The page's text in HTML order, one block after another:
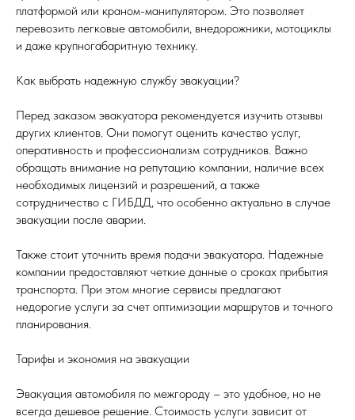
платформой или краном-манипулятором. Это позволяет
перевозить легковые автомобили, внедорожники, мотоциклы
и даже крупногабаритную технику.
Как выбрать надежную службу эвакуации?
Перед заказом эвакуатора рекомендуется изучить отзывы
других клиентов. Они помогут оценить качество услуг,
оперативность и профессионализм сотрудников. Важно
обращать внимание на репутацию компании, наличие всех
необходимых лицензий и разрешений, а также
сотрудничество с ГИБДД, что особенно актуально в случае
эвакуации после аварии.
Также стоит уточнить время подачи эвакуатора. Надежные
компании предоставляют четкие данные о сроках прибытия
транспорта. При этом многие сервисы предлагают
недорогие услуги за счет оптимизации маршрутов и точного
планирования.
Тарифы и экономия на эвакуации
Эвакуация автомобиля по межгороду – это удобное, но не
всегда дешевое решение. Стоимость услуги зависит от